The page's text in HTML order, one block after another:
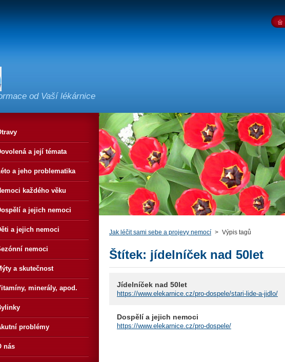
od Vaší lékárnice
Jak léčit sami sebe a projevy nemocí > Výpis tagů
Štítek: jídelníček nad 50let
Jídelníček nad 50let
https://www.elekarnice.cz/pro-dospele/stari-lide-a-jidlo/
Dospělí a jejich nemoci
https://www.elekarnice.cz/pro-dospele/
a její témata
a jeho problematika
každého věku
a jejich nemoci
a jejich nemoci
nemoci
a skutečnost
minerály, apod.
problémy
nás